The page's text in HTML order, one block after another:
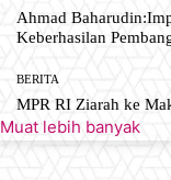
Ahmad
Keberhasilan
BERITA
MPR RI Ziarah ke
Muat lebih banyak